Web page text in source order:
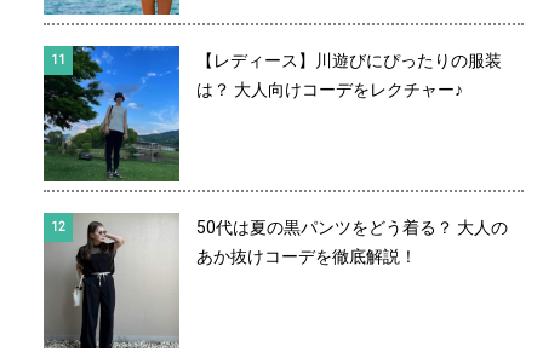
【レディース】川遊びにぴったりの服装
は？ 大人向けコーデをレクチャー♪
50代は夏の黒パンツをどう着る？ 大人の
あか抜けコーデを徹底解説！